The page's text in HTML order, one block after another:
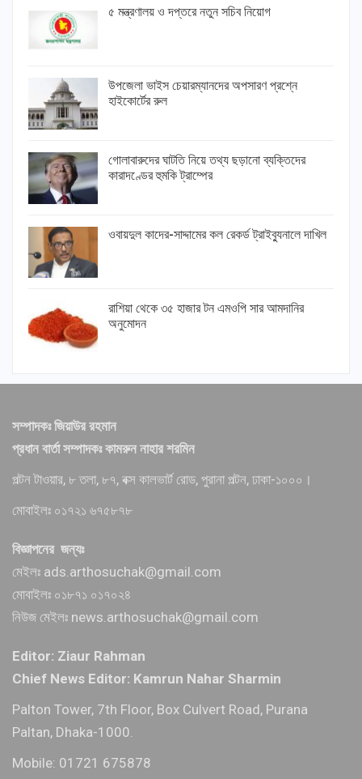
৫ মন্ত্রণালয় ও দপ্তরে নতুন সচিব নিয়োগ
উপজেলা ভাইস চেয়ারম্যানদের অপসারণ প্রশ্নে
হাইকোর্টের রুল
গোলাবারুদের ঘাটতি নিয়ে তথ্য ছড়ানো ব্যক্তিদের
কারাদণ্ডের হুমকি ট্রাম্পের
ওবায়দুল কাদের-সাদ্দামের কল রেকর্ড ট্রাইব্যুনালে দাখিল
রাশিয়া থেকে ৩৫ হাজার টন এমওপি সার আমদানির
অনুমোদন
সম্পাদকঃ জিয়াউর রহমান
প্রধান বার্তা সম্পাদকঃ কামরুন নাহার শরমিন
পল্টন টাওয়ার, ৮ তলা, ৮৭, বক্স কালভার্ট রোড, পুরানা পল্টন, ঢাকা-১০০০।
মোবাইলঃ ০১৭২১ ৬৭৫৮৭৮
বিজ্ঞাপনের জন্যঃ
মেইলঃ ads.arthosuchak@gmail.com
মোবাইলঃ ০১৮৭১ ০১৭০২৪
নিউজ মেইলঃ news.arthosuchak@gmail.com
Editor: Ziaur Rahman
Chief News Editor: Kamrun Nahar Sharmin
Palton Tower, 7th Floor, Box Culvert Road, Purana
Paltan, Dhaka-1000.
Mobile: 01721 675878